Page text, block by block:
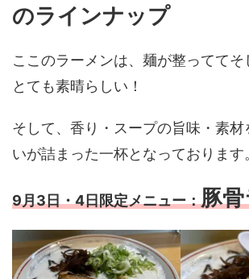
のラインナップ
ここのラーメンは、麺が整ってて
とても素晴らしい！
そして、香り・スープの旨味・素材
いが詰まった一杯となっております
9月3日・4日限定メニュー：豚